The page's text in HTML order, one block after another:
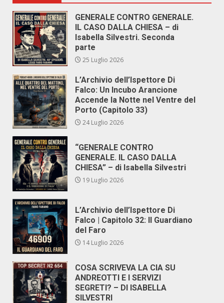
GENERALE CONTRO GENERALE.
IL CASO DALLA CHIESA – di
Isabella Silvestri. Seconda
parte
25 Luglio 2026
L’Archivio dell’Ispettore Di
Falco: Un Incubo Arancione
Accende la Notte nel Ventre del
Porto (Capitolo 33)
24 Luglio 2026
“GENERALE CONTRO
GENERALE. IL CASO DALLA
CHIESA” – di Isabella Silvestri
19 Luglio 2026
L’Archivio dell’Ispettore Di
Falco | Capitolo 32: Il Guardiano
del Faro
14 Luglio 2026
COSA SCRIVEVA LA CIA SU
ANDREOTTI E I SERVIZI
SEGRETI? – DI ISABELLA
SILVESTRI